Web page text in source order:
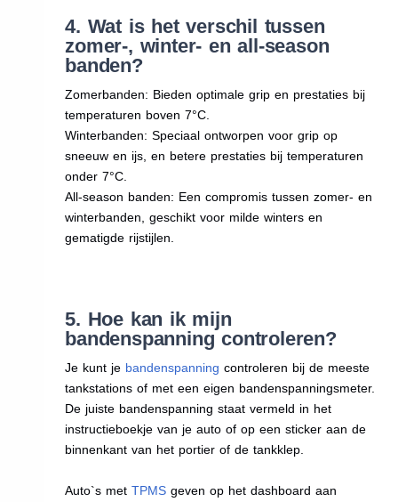
4. Wat is het verschil tussen
zomer-, winter- en all-season
banden?
Zomerbanden: Bieden optimale grip en prestaties bij
temperaturen boven 7°C.
Winterbanden: Speciaal ontworpen voor grip op
sneeuw en ijs, en betere prestaties bij temperaturen
onder 7°C.
All-season banden: Een compromis tussen zomer- en
winterbanden, geschikt voor milde winters en
gematigde rijstijlen.
5. Hoe kan ik mijn
bandenspanning controleren?
Je kunt je bandenspanning controleren bij de meeste
tankstations of met een eigen bandenspanningsmeter.
De juiste bandenspanning staat vermeld in het
instructieboekje van je auto of op een sticker aan de
binnenkant van het portier of de tankklep.
Auto`s metTPMS geven op het dashboard aan